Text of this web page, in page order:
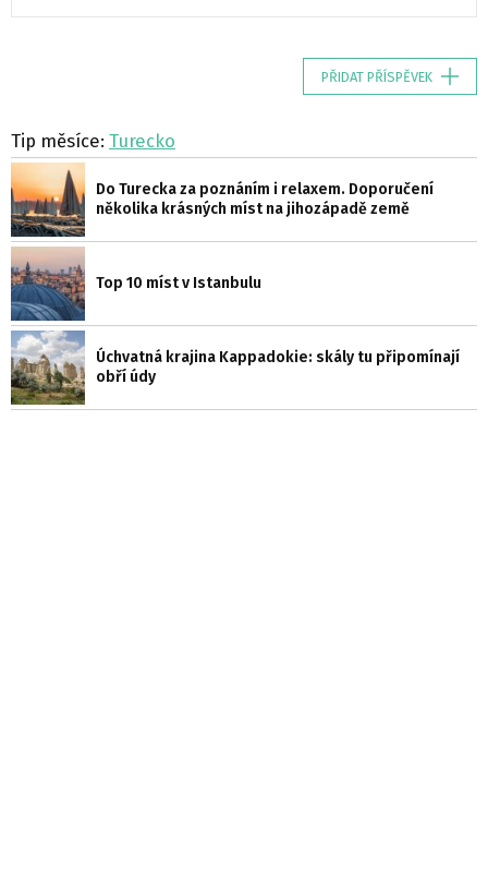
PŘIDAT PŘÍSPĚVEK
Tip měsíce: Turecko
Do Turecka za poznáním i relaxem. Doporučení
několika krásných míst na jihozápadě země
Top 10 míst v Istanbulu
Úchvatná krajina Kappadokie: skály tu připomínají
obří údy